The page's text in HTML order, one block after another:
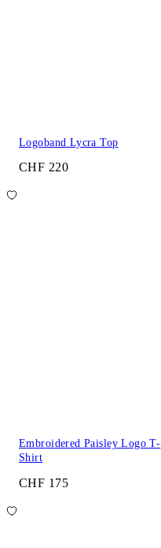
Logoband Lycra Top
CHF 220
Embroidered Paisley Logo T-
Shirt
CHF 175